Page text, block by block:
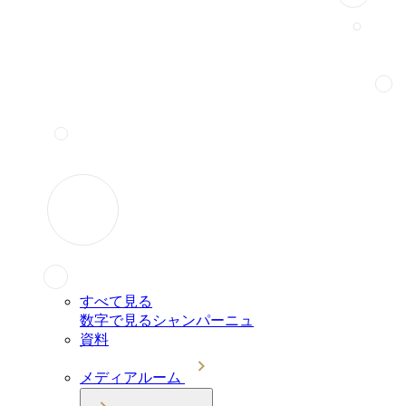
すべて見る
数字で見るシャンパーニュ
資料
メディアルーム